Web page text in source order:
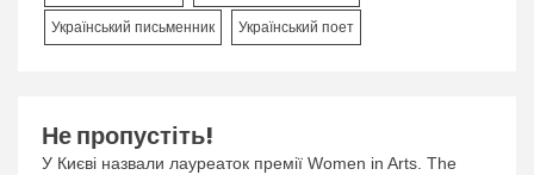
Український письменник Український поет
Не пропустіть!
У Києві назвали лауреаток премії Women in Arts. The